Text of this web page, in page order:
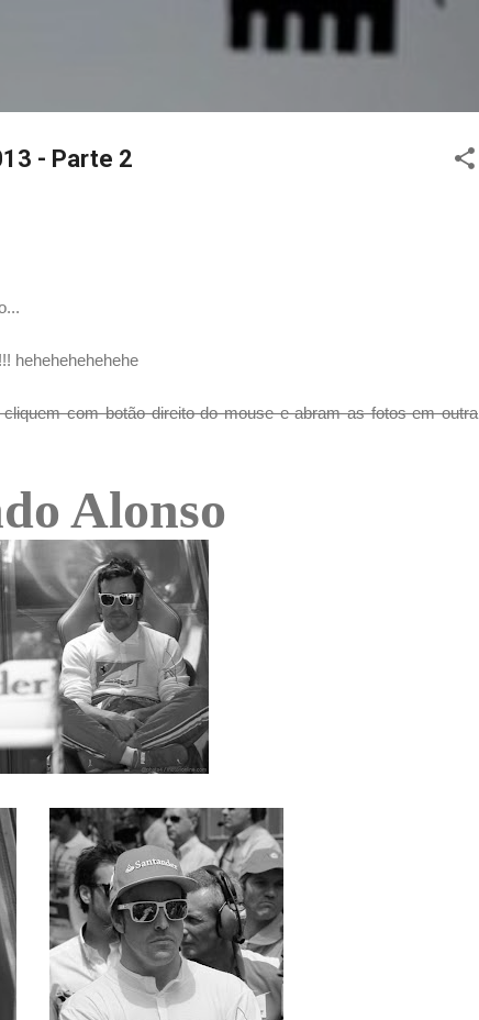
- Parte 2
hehehehehehehe
cliquem com botão direito do mouse e abram as fotos em outra
Alonso